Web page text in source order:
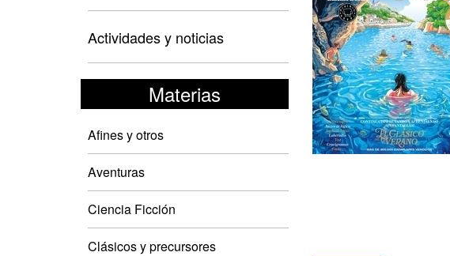
Actividades y noticias
Materias
Afines y otros
Aventuras
Ciencia Ficción
Clásicos y precursores